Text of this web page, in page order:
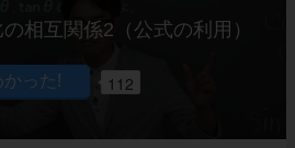
相互関係2（公式の利用）
112